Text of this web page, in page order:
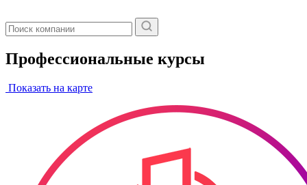
Профессиональные курсы
Показать на карте